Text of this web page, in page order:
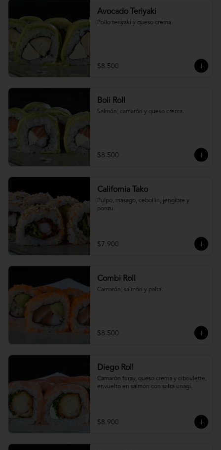
Avocado Teriyaki
Pollo teriyaki y queso crema.
$8.500
Boli Roll
Salmón, camarón y queso crema.
$8.500
California Tako
Pulpo, masago, cebollín, jengibre y
ponzu.
$7.900
Combi Roll
Camarón, salmón y palta.
$8.500
Diego Roll
Camarón furay, queso crema y ciboulette,
envuelto en salmón con salsa unagi.
$8.900